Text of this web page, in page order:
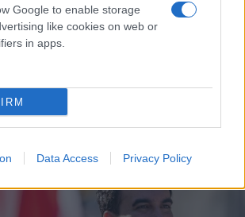
Google to enable storage
like cookies on web or
in apps.
Data Access Privacy Policy
λεπτά πριν τον πνιγμό του